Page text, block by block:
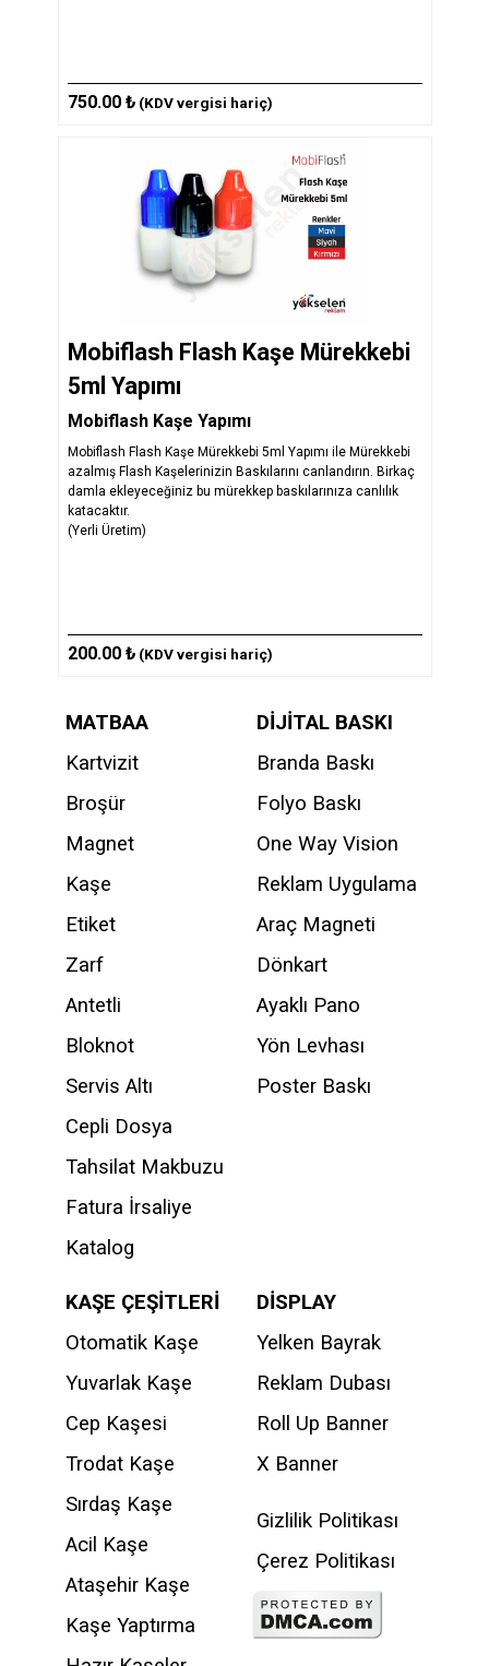
750.00 ₺ (KDV vergisi hariç)
Mobiflash Flash Kaşe Mürekkebi
5ml Yapımı
Mobiflash Kaşe Yapımı
Mobiflash Flash Kaşe Mürekkebi 5ml Yapımı ile Mürekkebi
azalmış Flash Kaşelerinizin Baskılarını canlandırın. Birkaç
damla ekleyeceğiniz bu mürekkep baskılarınıza canlılık
katacaktır.
(Yerli Üretim)
200.00 ₺ (KDV vergisi hariç)
MATBAA
Kartvizit
Broşür
Magnet
Kaşe
Etiket
Zarf
Antetli
Bloknot
Servis Altı
Cepli Dosya
Tahsilat Makbuzu
Fatura İrsaliye
Katalog
DİJİTAL BASKI
Branda Baskı
Folyo Baskı
One Way Vision
Reklam Uygulama
Araç Magneti
Dönkart
Ayaklı Pano
Yön Levhası
Poster Baskı
DİSPLAY
Yelken Bayrak
Reklam Dubası
Roll Up Banner
X Banner
KAŞE ÇEŞİTLERİ
Otomatik Kaşe
Yuvarlak Kaşe
Cep Kaşesi
Trodat Kaşe
Sırdaş Kaşe
Acil Kaşe
Ataşehir Kaşe
Kaşe Yaptırma
Gizlilik Politikası
Çerez Politikası